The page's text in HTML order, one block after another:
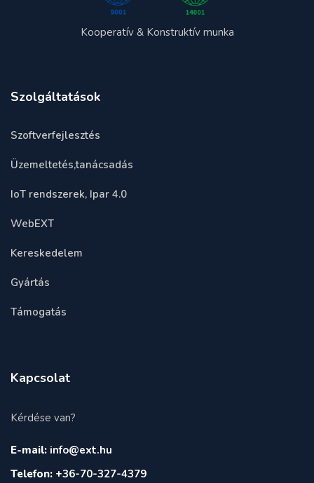
Kooperatív & Konstruktív munka
Szolgáltatások
Szoftverfejlesztés
Üzemeltetés,tanácsadás
IoT rendszerek, Ipar 4.0
WebEXT
Kereskedelem
Gyártás
Támogatás
Kapcsolat
Kérdése van?
E-mail: info@ext.hu
Telefon: +36-70-327-4379